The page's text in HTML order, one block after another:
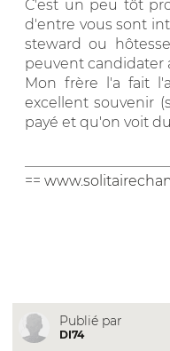
C'est un peu tôt
d'entre vous sont
steward ou
peuvent candidater
Mon frère l'a fait
excellent souvenir
payé et qu'on voit
==
Publié par
DI74